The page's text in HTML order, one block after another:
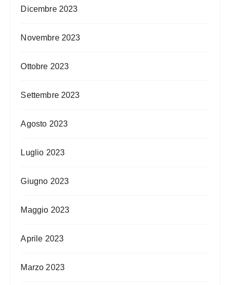
Dicembre 2023
Novembre 2023
Ottobre 2023
Settembre 2023
Agosto 2023
Luglio 2023
Giugno 2023
Maggio 2023
Aprile 2023
Marzo 2023